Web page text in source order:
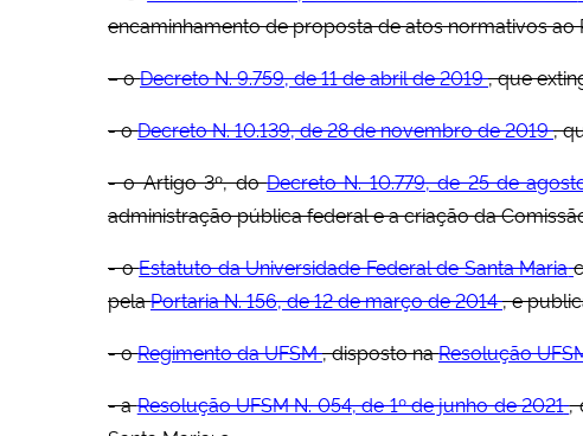
encaminhamento de proposta de atos normativos
– oDecreto N. 9.759, de 11 de abril de 2019, que
- oDecreto N. 10.139, de 28 de novembro de 2019,
- o Artigo 3º, doDecreto N. 10.779, de 25 de
administração pública federal e a criação da
- oEstatuto da Universidade Federal de Santa Maria
pelaPortaria N. 156, de 12 de março de 2014, e
- oRegimento da UFSM, disposto naResolução
- aResolução UFSM N. 054, de 1º de junho de 2021,